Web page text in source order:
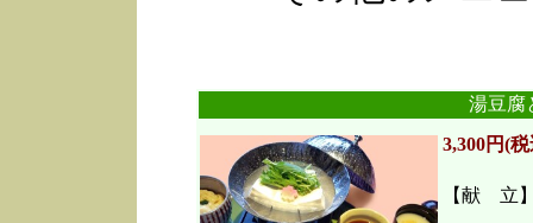
湯豆腐
3,300円(
【献 立